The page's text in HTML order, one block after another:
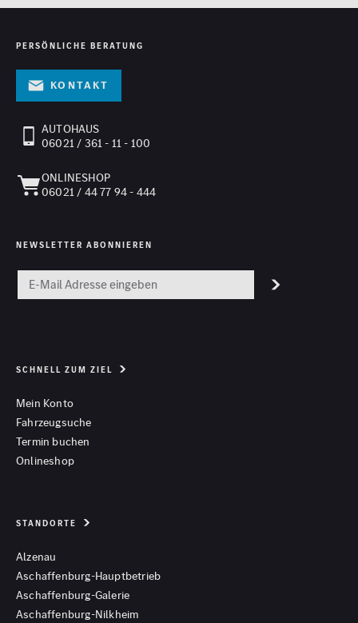
PERSÖNLICHE BERATUNG
Kontakt
AUTOHAUS
06021 / 361 - 11 - 100
ONLINESHOP
06021 / 44 77 94 - 444
NEWSLETTER ABONNIEREN
SCHNELL ZUM ZIEL
Mein Konto
Fahrzeugsuche
Termin buchen
Onlineshop
STANDORTE
Alzenau
Aschaffenburg-Hauptbetrieb
Aschaffenburg-Galerie
Aschaffenburg-Nilkheim